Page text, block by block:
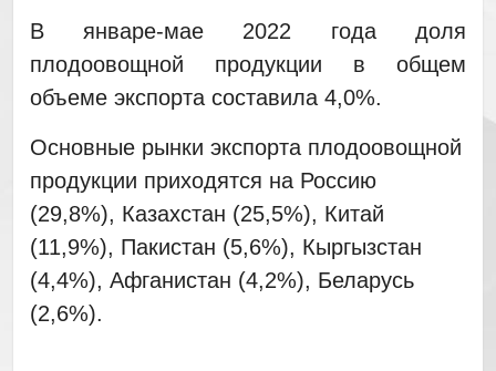
В январе-мае 2022 года доля
плодоовощной продукции в общем
объеме экспорта составила 4,0%.
Основные рынки экспорта плодоовощной
продукции приходятся на Россию
(29,8%), Казахстан (25,5%), Китай
(11,9%), Пакистан (5,6%), Кыргызстан
(4,4%), Афганистан (4,2%), Беларусь
(2,6%).